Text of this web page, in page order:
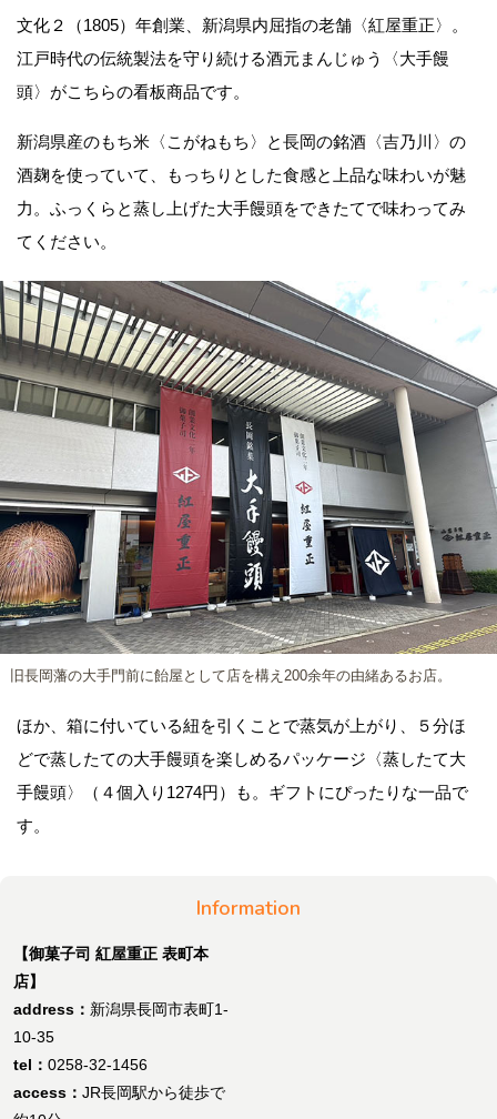
文化２（1805）年創業、新潟県内屈指の老舗〈紅屋重正〉。
江戸時代の伝統製法を守り続ける酒元まんじゅう〈大手饅
頭〉がこちらの看板商品です。
新潟県産のもち米〈こがねもち〉と長岡の銘酒〈吉乃川〉の
酒麹を使っていて、もっちりとした食感と上品な味わいが魅
力。ふっくらと蒸し上げた大手饅頭をできたてで味わってみ
てください。
旧長岡藩の大手門前に飴屋として店を構え200余年の由緒あるお店。
ほか、箱に付いている紐を引くことで蒸気が上がり、５分ほ
どで蒸したての大手饅頭を楽しめるパッケージ〈蒸したて大
手饅頭〉（４個入り1274円）も。ギフトにぴったりな一品で
す。
Information
【御菓子司 紅屋重正 表町本
店】
address： 新潟県長岡市表町1-
10-35
tel： 0258-32-1456
access： JR長岡駅から徒歩で